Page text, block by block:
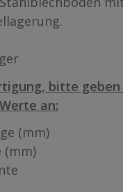
bitte geben
an:
(mm)
(mm)